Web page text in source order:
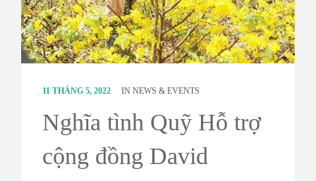
SURVEY
11 THÁNG 5, 2022 IN NEWS & EVENTS
Nghĩa tình Quỹ Hỗ trợ
cộng đồng David